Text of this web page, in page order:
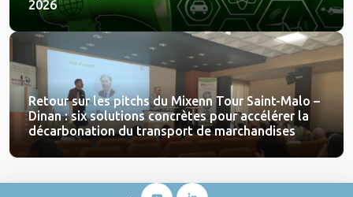
2026
Retour sur les pitchs du Mixenn Tour Saint-Malo –
Dinan : six solutions concrètes pour accélérer la
décarbonation du transport de marchandises